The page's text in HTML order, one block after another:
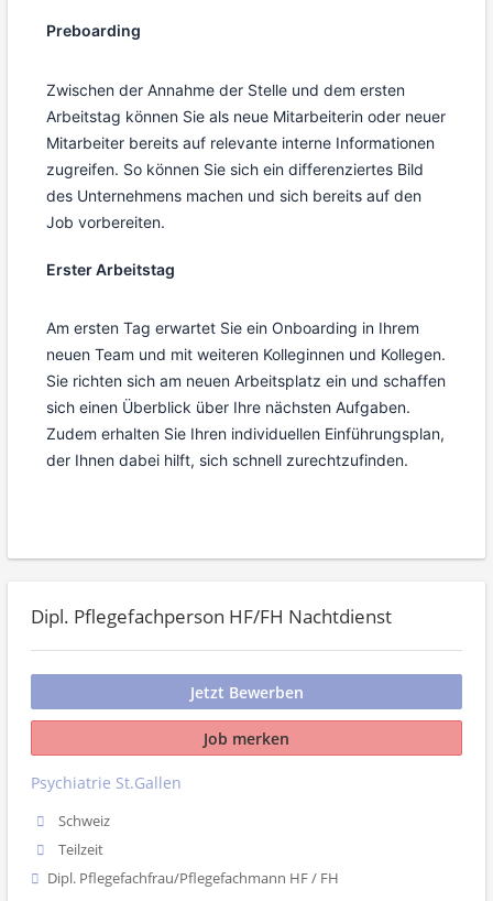
Preboarding
Zwischen der Annahme der Stelle und dem ersten
Arbeitstag können Sie als neue Mitarbeiterin oder neuer
Mitarbeiter bereits auf relevante interne Informationen
zugreifen. So können Sie sich ein differenziertes Bild
des Unternehmens machen und sich bereits auf den
Job vorbereiten.
Erster Arbeitstag
Am ersten Tag erwartet Sie ein Onboarding in Ihrem
neuen Team und mit weiteren Kolleginnen und Kollegen.
Sie richten sich am neuen Arbeitsplatz ein und schaffen
sich einen Überblick über Ihre nächsten Aufgaben.
Zudem erhalten Sie Ihren individuellen Einführungsplan,
der Ihnen dabei hilft, sich schnell zurechtzufinden.
Dipl. Pflegefachperson HF/FH Nachtdienst
Jetzt Bewerben
Job merken
Psychiatrie St.Gallen
Schweiz
Teilzeit
Dipl. Pflegefachfrau/Pflegefachmann HF / FH